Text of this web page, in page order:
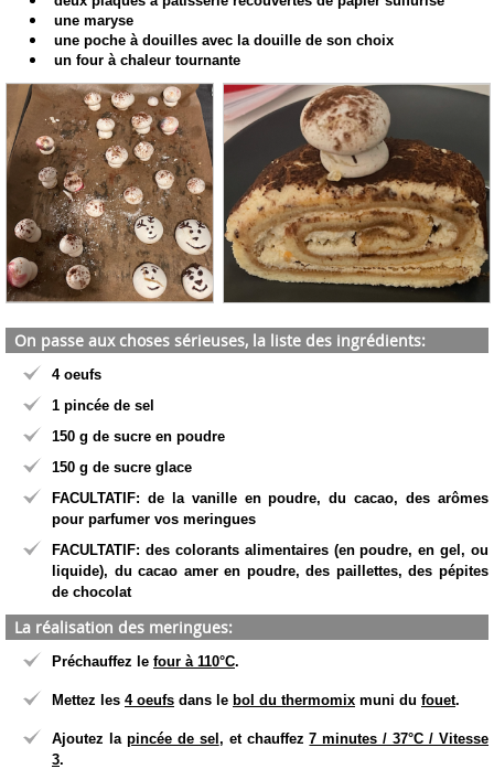
une maryse
une poche à douilles avec la douille de son choix
un four à chaleur tournante
On passe aux choses sérieuses, la liste des ingrédients:
4 oeufs
1 pincée de sel
150 g de sucre en poudre
150 g de sucre glace
FACULTATIF: de la vanille en poudre, du cacao, des arômes
pour parfumer vos meringues
FACULTATIF: des colorants alimentaires (en poudre, en gel, ou
liquide), du cacao amer en poudre, des paillettes, des pépites
de chocolat
La réalisation des meringues:
Préchauffez le four à 110°C.
Mettez les 4 oeufs dans le bol du thermomix muni du fouet.
Ajoutez la pincée de sel , et chauffez7 minutes / 37°C / Vitesse
3.